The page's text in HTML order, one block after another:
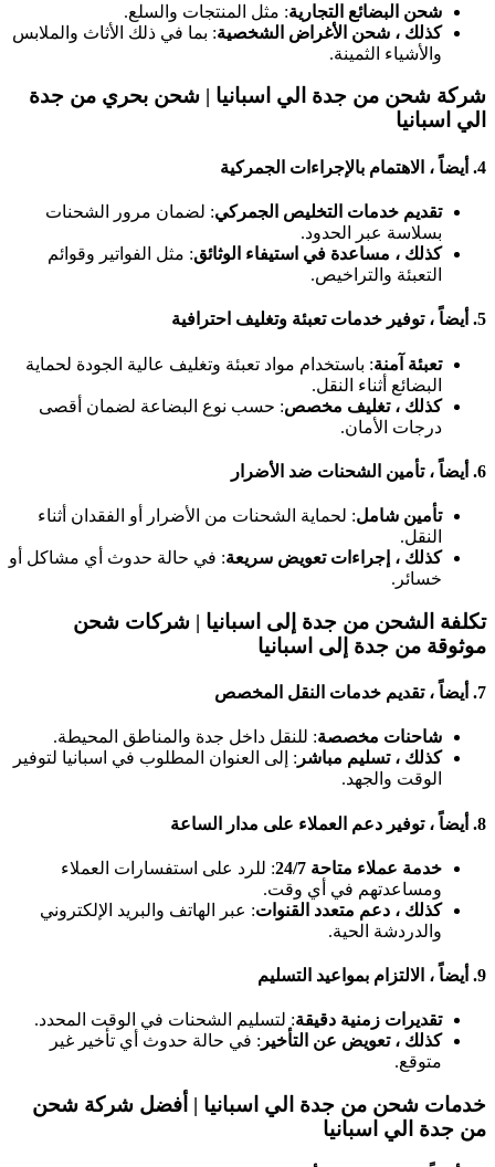
شحن البضائع التجارية: مثل المنتجات والسلع.
كذلك ، شحن الأغراض الشخصية: بما في ذلك الأثاث والملابس
والأشياء الثمينة.
شركة شحن من جدة الي اسبانيا | شحن بحري من جدة
الي اسبانيا
4. أيضاً ، الاهتمام بالإجراءات الجمركية
تقديم خدمات التخليص الجمركي: لضمان مرور الشحنات
بسلاسة عبر الحدود.
كذلك ، مساعدة في استيفاء الوثائق: مثل الفواتير وقوائم
التعبئة والتراخيص.
5. أيضاً ، توفير خدمات تعبئة وتغليف احترافية
تعبئة آمنة: باستخدام مواد تعبئة وتغليف عالية الجودة لحماية
البضائع أثناء النقل.
كذلك ، تغليف مخصص: حسب نوع البضاعة لضمان أقصى
درجات الأمان.
6. أيضاً ، تأمين الشحنات ضد الأضرار
تأمين شامل: لحماية الشحنات من الأضرار أو الفقدان أثناء
النقل.
كذلك ، إجراءات تعويض سريعة: في حالة حدوث أي مشاكل أو
خسائر.
تكلفة الشحن من جدة إلى اسبانيا | شركات شحن
موثوقة من جدة إلى اسبانيا
7. أيضاً ، تقديم خدمات النقل المخصص
شاحنات مخصصة: للنقل داخل جدة والمناطق المحيطة.
كذلك ، تسليم مباشر : إلى العنوان المطلوب في اسبانيا لتوفير
الوقت والجهد.
8. أيضاً ، توفير دعم العملاء على مدار الساعة
خدمة عملاء متاحة 24/7
: للرد على استفسارات العملاء
ومساعدتهم في أي وقت.
كذلك ، دعم متعدد القنوات: عبر الهاتف والبريد الإلكتروني
والدردشة الحية.
9. أيضاً ، الالتزام بمواعيد التسليم
تقديرات زمنية دقيقة: لتسليم الشحنات في الوقت المحدد.
كذلك ، تعويض عن التأخير : في حالة حدوث أي تأخير غير
متوقع.
خدمات شحن من جدة الي اسبانيا | أفضل شركة شحن
من جدة الي اسبانيا